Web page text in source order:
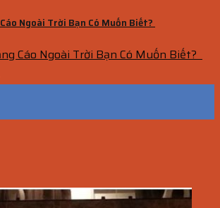
Ngoài Trời Bạn Có Muốn Biết?
Cáo Ngoài Trời Bạn Có Muốn Biết?